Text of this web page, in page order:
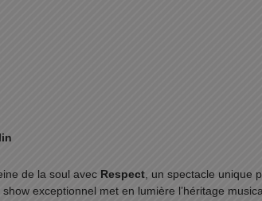
de la soul avec Respect , un spectacle unique
exceptionnel met en lumière l’héritage